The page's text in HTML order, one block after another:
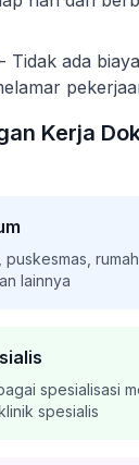
- Tidak ada
Kerja
lainnya
spesialisasi
spesialis